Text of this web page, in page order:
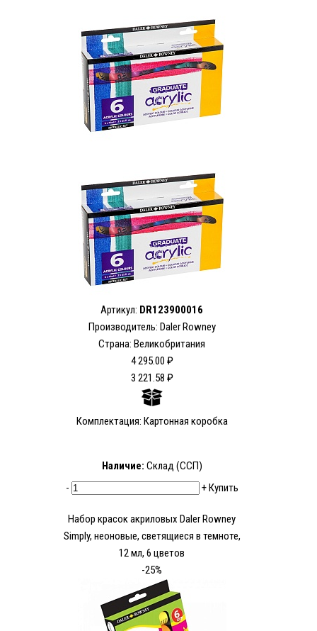
Артикул: DR123900016
Производитель: Daler Rowney
Страна: Великобритания
4 295.00 ₽
3 221.58 ₽
Комплектация: Картонная коробка
Наличие: Склад (ССП)
-
+Купить
Набор красок акриловых Daler Rowney
Simply, неоновые, светящиеся в темноте,
12 мл, 6 цветов
-25%